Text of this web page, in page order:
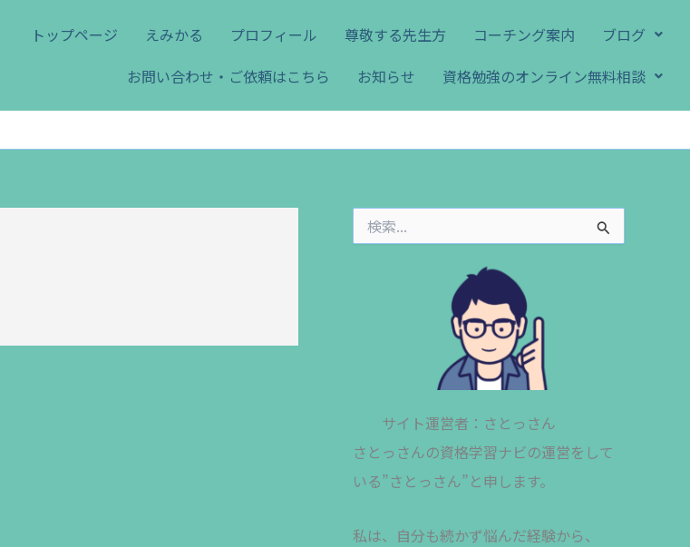
トップページ えみかる プロフィール 尊敬する先生方 コーチング案内
ブログ
お問い合わせ・ご依頼はこちら
お知らせ 資格勉強のオンライン無料相談
索
サイト運営者：さとっさん
さとっさんの資格学習ナビの運営をして
いる”さとっさん”と申します。
私は、自分も続かず悩んだ経験から、